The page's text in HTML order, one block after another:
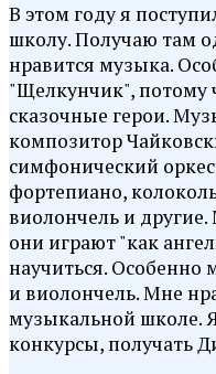
В этом году я
школу. Получаю там
нравится музыка.
"Щелкунчик", потому
сказочные герои.
композитор
симфонический
фортепиано,
виолончель и
они играют "как
научиться. Особенно
и виолончель. Мне
музыкальной школе.
конкурсы, получать